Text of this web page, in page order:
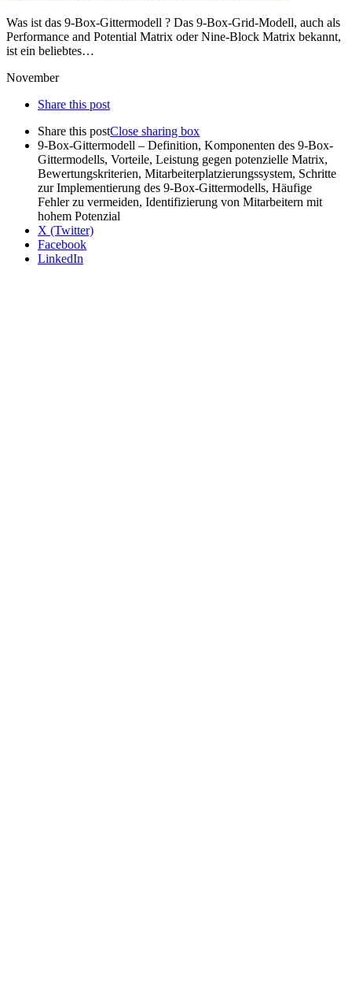
Was ist das 9-Box-Gittermodell ? Das 9-Box-Grid-Modell, auch als
Performance and Potential Matrix oder Nine-Block Matrix bekannt,
ist ein beliebtes…
November
Share this post
Share this postClose sharing box
9-Box-Gittermodell – Definition, Komponenten des 9-Box-
Gittermodells, Vorteile, Leistung gegen potenzielle Matrix,
Bewertungskriterien, Mitarbeiterplatzierungssystem, Schritte
zur Implementierung des 9-Box-Gittermodells, Häufige
Fehler zu vermeiden, Identifizierung von Mitarbeitern mit
hohem Potenzial
X (Twitter)
Facebook
LinkedIn